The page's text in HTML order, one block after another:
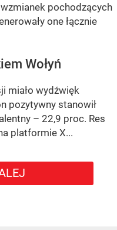
pochodzących
one łącznie
Wołyń
miało wydźwięk
pozytywny stanowił
– 22,9 proc. Res
platformie X...